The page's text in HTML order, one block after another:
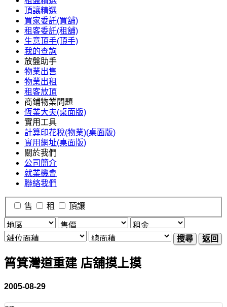
頂讓精選
買家委託(買舖)
租客委託(租舖)
生意頂手(頂手)
我的查詢
放盤助手
物業出售
物業出租
租客放頂
商鋪物業問題
恆業大夫(桌面版)
實用工具
計算印花稅(物業)(桌面版)
實用網址(桌面版)
關於我們
公司簡介
就業機會
聯絡我們
售 租 頂讓
搜尋 返回
筲箕灣道重建 店舖摸上摸
2005-08-29